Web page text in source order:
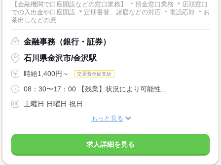
【金融機関で口座開設などの窓口業務】 ＊預金窓口業務 ＊店頭窓口
での入出金や口座開設 ＊定期書替、諸届などの対応 ＊電話応対 ＊お
茶出しなどの庶...
金融事務（銀行・証券）
石川県金沢市/金沢駅
時給1,400円～ 交通費全額支給
08：30〜17：00 【残業】状況により可能性...
土曜日 日曜日 祝日
もっと見る
求人詳細を見る